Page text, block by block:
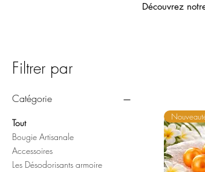
Découvrez
Filtrer par
Catégorie
Tout
Bougie Artisanale
Accessoires
Les Désodorisants armoire